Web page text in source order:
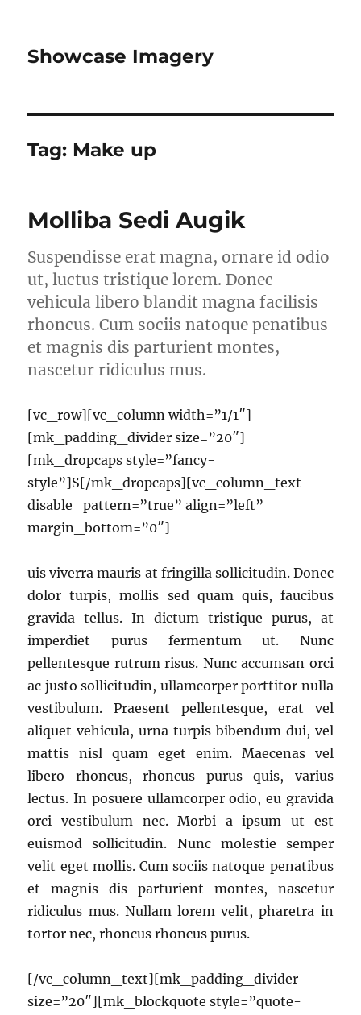
Showcase Imagery
Tag: Make up
Molliba Sedi Augik
Suspendisse erat magna, ornare id odio
ut, luctus tristique lorem. Donec
vehicula libero blandit magna facilisis
rhoncus. Cum sociis natoque penatibus
et magnis dis parturient montes,
nascetur ridiculus mus.
[vc_row][vc_column width=”1/1″]
[mk_padding_divider size=”20″]
[mk_dropcaps style=”fancy-
style”]S[/mk_dropcaps][vc_column_text
disable_pattern=”true” align=”left”
margin_bottom=”0″]
uis viverra mauris at fringilla sollicitudin. Donec
dolor turpis, mollis sed quam quis, faucibus
gravida tellus. In dictum tristique purus, at
imperdiet purus fermentum ut. Nunc
pellentesque rutrum risus. Nunc accumsan orci
ac justo sollicitudin, ullamcorper porttitor nulla
vestibulum. Praesent pellentesque, erat vel
aliquet vehicula, urna turpis bibendum dui, vel
mattis nisl quam eget enim. Maecenas vel
libero rhoncus, rhoncus purus quis, varius
lectus. In posuere ullamcorper odio, eu gravida
orci vestibulum nec. Morbi a ipsum ut est
euismod sollicitudin. Nunc molestie semper
velit eget mollis. Cum sociis natoque penatibus
et magnis dis parturient montes, nascetur
ridiculus mus. Nullam lorem velit, pharetra in
tortor nec, rhoncus rhoncus purus.
[/vc_column_text][mk_padding_divider
size=”20″][mk_blockquote style=”quote-